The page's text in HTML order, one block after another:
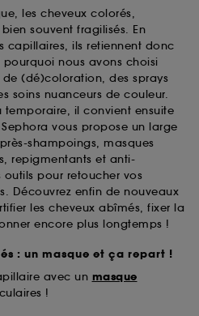
les cheveux colorés,
souvent fragilisés. En
capillaires, ils retiennent donc
nous avons choisi
(dé)coloration, des sprays
soins nuanceurs de couleur.
temporaire, il convient ensuite
Sephora vous propose un large
shampoings, masques
repigmentants et anti-
pour retoucher vos
Découvrez enfin de nouveaux
les cheveux abîmés, fixer la
encore plus longtemps !
: un masque et ça repart !
avec un masque
!